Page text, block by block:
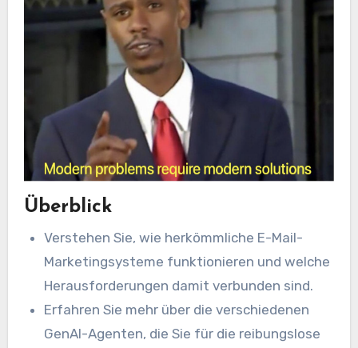
Überblick
Verstehen Sie, wie herkömmliche E-Mail-
Marketingsysteme funktionieren und welche
Herausforderungen damit verbunden sind.
Erfahren Sie mehr über die verschiedenen
GenAI-Agenten, die Sie für die reibungslose